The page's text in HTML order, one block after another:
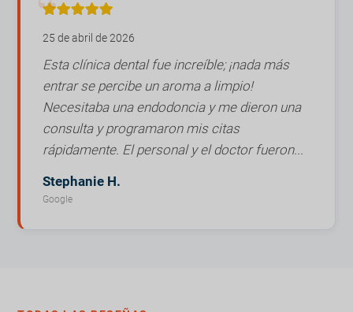
25 de abril de 2026
Esta clínica dental fue increíble; ¡nada más
entrar se percibe un aroma a limpio!
Necesitaba una endodoncia y me dieron una
consulta y programaron mis citas
rápidamente. El personal y el doctor fueron...
Stephanie H.
Google